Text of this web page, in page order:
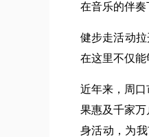
在音乐的伴奏
健步走活动
在这里不仅能
近年来，周
果惠及千家
身活动，为